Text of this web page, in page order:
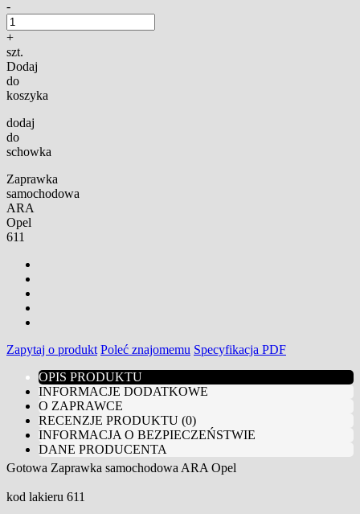
-
+
szt.
Dodaj
do
koszyka
dodaj
do
schowka
Zaprawka
samochodowa
ARA
Opel
611
Zapytaj o produkt Poleć znajomemu Specyfikacja PDF
OPIS PRODUKTU
INFORMACJE DODATKOWE
O ZAPRAWCE
RECENZJE PRODUKTU (0)
INFORMACJA O BEZPIECZEŃSTWIE
DANE PRODUCENTA
Gotowa Zaprawka samochodowa ARA Opel
kod lakieru 611